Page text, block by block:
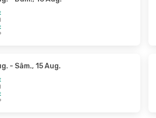
- Sâm., 15 Aug.